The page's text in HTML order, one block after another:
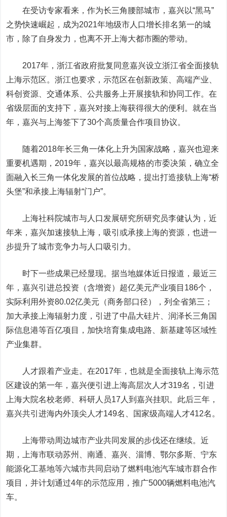
在受访专家看来，作为长三角腰部城市，嘉兴以“黑马”
之势快速崛起，成为2021年地级市人口增长排名第一的城
市，除了自身发力，也离不开上海大都市圈的带动。
2017年，浙江省政府批复同意嘉兴设立浙江省全面接轨
上海示范区。浙江也要求，示范区在创新政策、高端产业、
科创资源、交通体系、公共服务上开展接轨和协同工作。在
省级层面的支持下，嘉兴对接上海获得很大的便利。就在当
年，嘉兴与上海签下了30个高质量合作项目协议。
随着2018年长三角一体化上升为国家战略，嘉兴也迎来
重要机遇期，2019年，嘉兴以最高规格的市委决策，确立全
面融入长三角一体化发展的首位战略，提出打造接轨上海“桥
头堡”和承接上海辐射“门户”。
上海社科院城市与人口发展研究所研究员李健认为，近
年来，嘉兴加速接轨上海，吸引或承接上海的资源，也进一
步提升了城市竞争力与人口吸引力。
时下一些成果已经显现。据当地媒体近日报道，最近三
年，嘉兴引进总投资（含增资）超亿美元产业项目186个，
实际利用外资80.02亿美元（商务部口径），列全省第三；
加大承接上海辐射力度，引进了中晶大硅片、润泽长三角国
际信息港等百亿项目，加快培育集成电路、新基建等区域性
产业集群。
人才跟着产业走。在2017年，也就是全面接轨上海示范
区建设的第一年，嘉兴便引进上海高层次人才319名，引进
上海大院名校老师、科研人员17人到嘉兴挂职。此后三年，
嘉兴共引进海内外顶尖人才149名、国家级高端人才412名。
上海带动周边城市产业共同发展的步伐还在继续。近
期，上海市联动苏州、南通、嘉兴、淄博、鄂尔多斯 、宁东
能源化工基地等六城市共同启动了燃料电池汽车城市群合作
项目，并计划通过4年的示范应用，推广5000辆燃料电池汽
车。